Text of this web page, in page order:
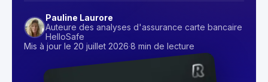
Pauline Laurore
Auteure des analyses d'assurance carte bancaire
HelloSafe
Mis à jour le 20 juillet 2026·8 min de lecture